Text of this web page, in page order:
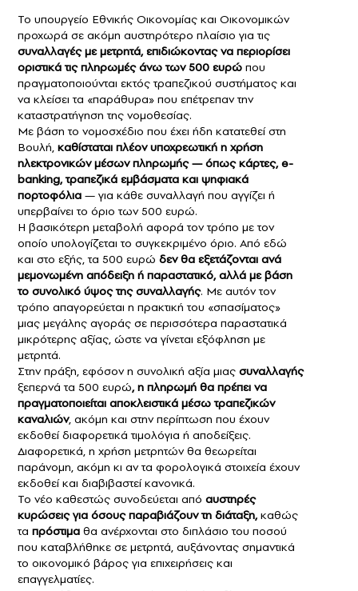
Το υπουργείο Εθνικής Οικονομίας και Οικονομικών
προχωρά σε ακόμη αυστηρότερο πλαίσιο για τις
συναλλαγέςμε μετρητά, επιδιώκοντας να περιορίσει
οριστικά τις πληρωμές άνω των 500 ευρώ που
πραγματοποιούνται εκτός τραπεζικού συστήματος και
να κλείσει τα «παράθυρα» που επέτρεπαν την
καταστρατήγηση της νομοθεσίας.
Με βάση το νομοσχέδιο που έχει ήδη κατατεθεί στη
Βουλή, καθίσταται πλέον υποχρεωτική η χρήση
ηλεκτρονικών μέσων πληρωμής — όπως κάρτες, e-
banking, τραπεζικά εμβάσματα και ψηφιακά
πορτοφόλια — για κάθε συναλλαγή που αγγίζει ή
υπερβαίνει το όριο των 500 ευρώ.
Η βασικότερη μεταβολή αφορά τον τρόπο με τον
οποίο υπολογίζεται το συγκεκριμένο όριο. Από εδώ
και στο εξής, τα 500 ευρώ δεν θα εξετάζονται ανά
μεμονωμένη απόδειξη ή παραστατικό, αλλά με βάση
το συνολικό ύψος της συναλλαγής. Με αυτόν τον
τρόπο απαγορεύεται η πρακτική του «σπασίματος»
μιας μεγάλης αγοράς σε περισσότερα παραστατικά
μικρότερης αξίας, ώστε να γίνεται εξόφληση με
μετρητά.
Στην πράξη, εφόσον η συνολική αξία μιας συναλλαγής
ξεπερνά τα 500 ευρώ, η πληρωμή θα πρέπει να
πραγματοποιείται αποκλειστικά μέσω τραπεζικών
καναλιών, ακόμη και στην περίπτωση που έχουν
εκδοθεί διαφορετικά τιμολόγια ή αποδείξεις.
Διαφορετικά, η χρήση μετρητών θα θεωρείται
παράνομη, ακόμη κι αν τα φορολογικά στοιχεία έχουν
εκδοθεί και διαβιβαστεί κανονικά.
Το νέο καθεστώς συνοδεύεται από αυστηρές
κυρώσεις για όσους παραβιάζουν τη διάταξη,καθώς
τα πρόστιμα θα ανέρχονται στο διπλάσιο του ποσού
που καταβλήθηκε σε μετρητά, αυξάνοντας σημαντικά
το οικονομικό βάρος για επιχειρήσεις και
επαγγελματίες.